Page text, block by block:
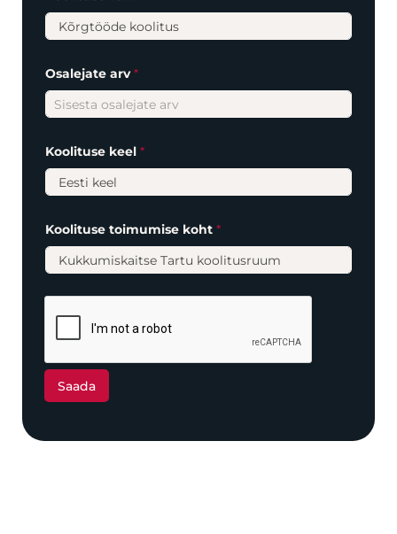
õ
Osalejate arv*
Koolituse keel *
K
o
l
*
Koolituse toimumise koht *
Saada